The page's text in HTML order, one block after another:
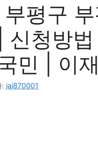
부평구
| 신청방
민 | 이
: jai870001